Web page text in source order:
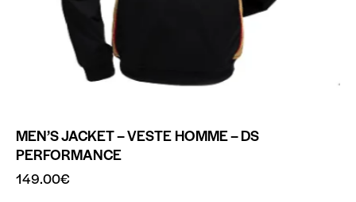
MEN’S JACKET – VESTE HOMME – DS
PERFORMANCE
149.00€